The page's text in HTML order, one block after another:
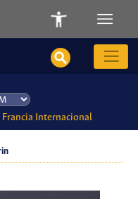
Francia Internacional